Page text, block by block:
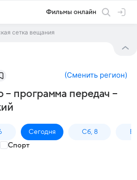
Фильмы онлайн
сетка вещания
(Сменить регион)
– программа передач –
Сегодня Сб, 8
Спорт